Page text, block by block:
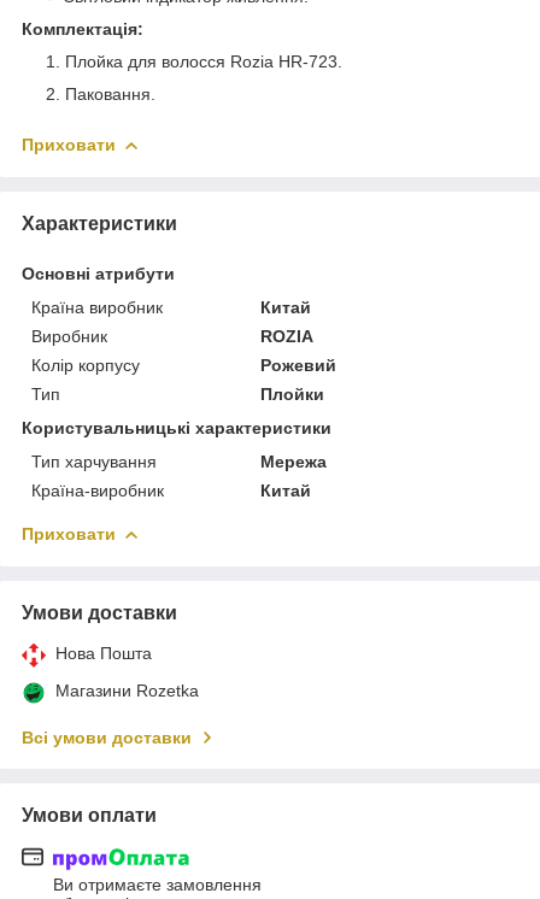
Комплектація:
Плойка для волосся Rozia HR-723.
Паковання.
Приховати
Характеристики
Основні атрибути
Країна виробник
Китай
Виробник
ROZIA
Колір корпусу
Рожевий
Тип
Плойки
Користувальницькі характеристики
Тип харчування
Мережа
Країна-виробник
Китай
Приховати
Умови доставки
Нова Пошта
Магазини Rozetka
Всі умови доставки
Умови оплати
Ви отримаєте замовлення